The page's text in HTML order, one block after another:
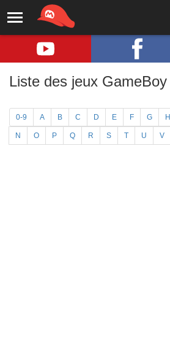
Liste des jeux GameBoy
0-9 A B C D E F G H
N O P Q R S T U V